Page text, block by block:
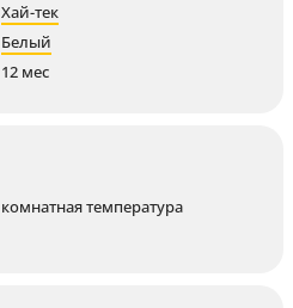
Хай-тек
Белый
12 мес
комнатная температура